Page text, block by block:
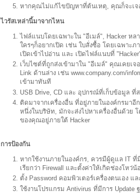
หากคุณไม่แก้ไขปัญหาที่ต้นเหตุ, คุณก็จะเจ
ไวรัสเหล่านี้มาจากไหน
ไฟล์แนบโดยเฉพาะใน "อีเมล์", Hacker ห
ใครๆก็อยากเปิด เช่น ใบสั่งซื้อ โดยเฉพาะ
เปิดเข้าไปอ่าน และ เปิดไฟล์แนบที่
เว็บไซต์ที่ถูกส่งเข้ามาใน "อีเมล์" คุณเคยเ
Link ด้านล่าง เช่น www.company.com/
เข้ามาทันที
USB Drive, CD และ อุปกรณ์ที่เก็บข้อมูล
ติดมาจากเครื่องอื่น ที่อยู่ภายในองค์กรมาอี
หนึ่งในบริษัท, มักจะส่งไปหาเครื่องอื่นด้วย
ของคุณอยู่ภายใต้ Hacker
การป้องกัน
หากใช้งานภายในองค์กร, ควรมีผู้ดูแล IT
เรียกว่า Firewall และตั้งค่าให้เกิดช่องโหว่
ตั้ง Password คอมพิวเตอร์เครื่องตนเอง
ใช้งานโปรแกรม Antivirus ที่มีการ Update